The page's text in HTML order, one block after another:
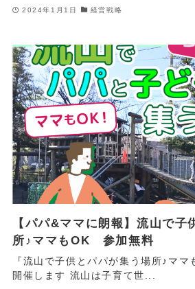
2024年1月1日 経営戦略
【パパ&ママに朗報】流山で子
所♪ママもOK 参加無料
『流山で子供とパパが集う場所♪マ
開催します 流山は子育て世...